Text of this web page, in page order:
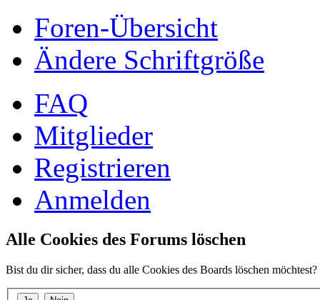
Foren-Übersicht
Ändere Schriftgröße
FAQ
Mitglieder
Registrieren
Anmelden
Alle Cookies des Forums löschen
Bist du dir sicher, dass du alle Cookies des Boards löschen möchtest?